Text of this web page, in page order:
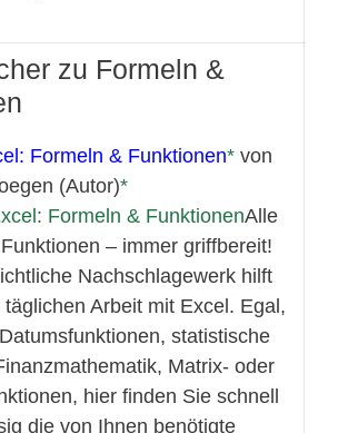
zu Formeln &
Formeln & Funktionen
von
(Autor)
Alle
– immer griffbereit!
Nachschlagewerk hilft
Arbeit mit Excel. Egal,
statistische
Matrix- oder
hier finden Sie schnell
die von Ihnen benötigte